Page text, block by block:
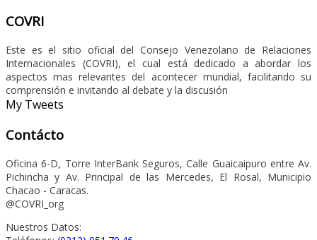
COVRI
Este es el sitio oficial del Consejo Venezolano de Relaciones
Internacionales (COVRI), el cual está dedicado a abordar los
aspectos mas relevantes del acontecer mundial, facilitando su
comprensión e invitando al debate y la discusión
My Tweets
Contácto
Oficina 6-D, Torre InterBank Seguros, Calle Guaicaipuro entre Av.
Pichincha y Av. Principal de las Mercedes, El Rosal, Municipio
Chacao - Caracas.
@COVRI_org
Nuestros Datos: